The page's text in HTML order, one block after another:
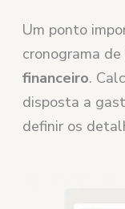
Um ponto
cronograma
financeiro.
disposta a
definir os